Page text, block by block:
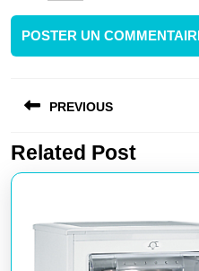
de
l’article
PREVIOUS
Article
précédent
Related Post